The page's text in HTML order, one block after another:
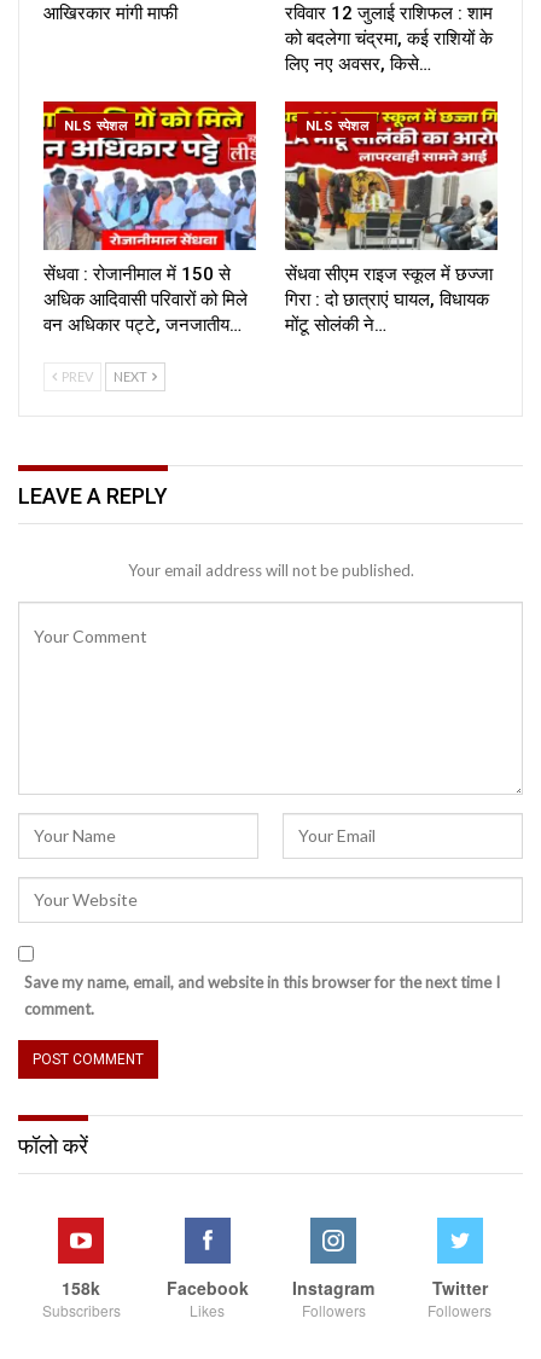
आखिरकार मांगी माफी
रविवार 12 जुलाई राशिफल : शाम
को बदलेगा चंद्रमा, कई राशियों के
लिए नए अवसर, किसे…
NLS स्पेशल
सेंधवा : रोजानीमाल में 150 से
अधिक आदिवासी परिवारों को मिले
वन अधिकार पट्टे, जनजातीय…
NLS स्पेशल
सेंधवा सीएम राइज स्कूल में छज्जा
गिरा : दो छात्राएं घायल, विधायक
मोंटू सोलंकी ने…
PREV NEXT
LEAVE A REPLY
Your email address will not be published.
Save my name, email, and website in this browser for the next time I
comment.
फॉलो करें
158k
Subscribers
Facebook
Likes
Instagram
Followers
Twitter
Followers